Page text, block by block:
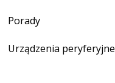
Porady
Urządzenia peryferyjne